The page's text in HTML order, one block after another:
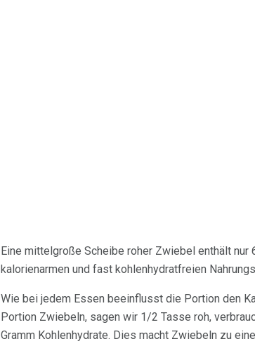
Eine mittelgroße Scheibe roher Zwiebel enthält nur
kalorienarmen und fast kohlenhydratfreien
Wie bei jedem Essen beeinflusst die Portion den
Portion Zwiebeln, sagen wir 1/2 Tasse roh,
Gramm Kohlenhydrate. Dies macht Zwiebeln zu